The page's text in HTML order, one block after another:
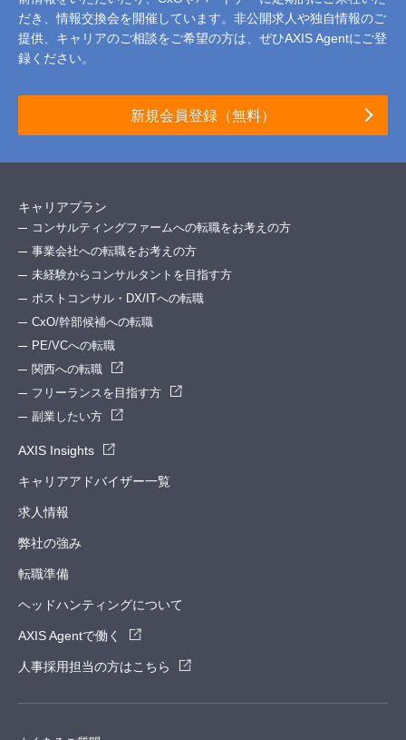
だき、情報交換会を開催しています。 非公開求人や独自情報のご
提供、キャリアのご相談をご希望の方は、ぜひAXIS Agentにご登
録ください。
新規会員登録（無料）
キャリアプラン
コンサルティングファームへの転職をお考えの方
事業会社への転職をお考えの方
未経験からコンサルタントを目指す方
ポストコンサル・DX/ITへの転職
CxO/幹部候補への転職
PE/VCへの転職
関西への転職
フリーランスを目指す方
副業したい方
AXIS Insights
キャリアアドバイザー一覧
求人情報
弊社の強み
転職準備
ヘッドハンティングについて
AXIS Agentで働く
人事採用担当の方はこちら